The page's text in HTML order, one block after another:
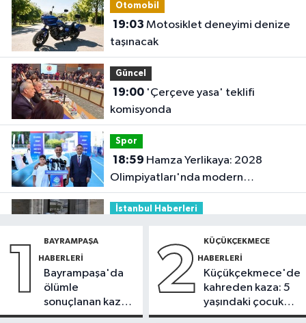
Otomobil
19:03
taşınacak
Güncel
19:00'Çerçeve yasa' teklifi
komisyonda
Spor
18:59
Olimpiyatları'nda modern
pentatlonda büyük başarılar elde
edeceğiz
İstanbul Haberleri
plajlarını aratmadı
Güncel
otomobil alev topuna döndü: Trafik
1 BAYRAMPAŞA
HABERLERI
Bayrampaşa'da
ölümle
sonuçlanan kaza:
Sürücü
2 KÜÇÜKÇEKMECE
HABERLERI
Küçükçekmece'de
kahreden kaza: 5
yaşındaki çocuk
yoğun bakımda